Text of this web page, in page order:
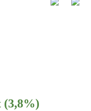
(3,8%)